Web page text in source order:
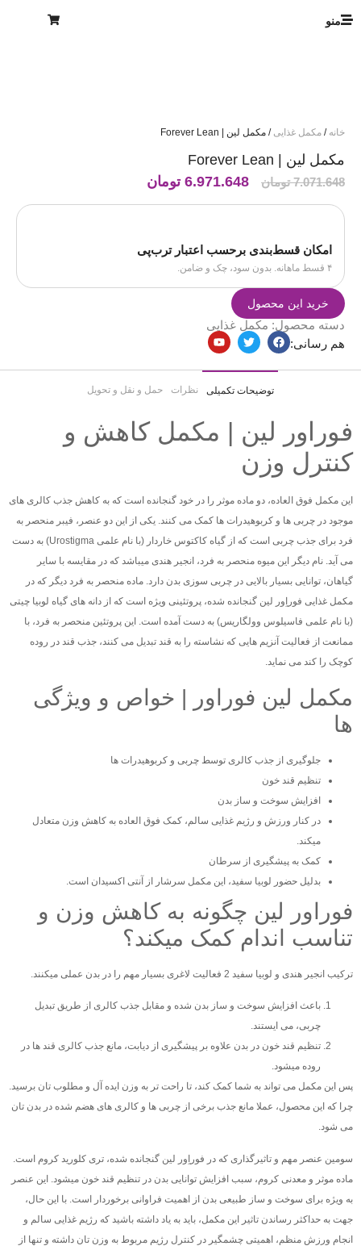
منو
خانه / مکمل غذایی / مکمل لین | Forever Lean
مکمل لین | Forever Lean
7.071.648 تومان 6.971.648 تومان
امکان قسط‌بندی برحسب اعتبار ترب‌پی
۴ قسط ماهانه. بدون سود، چک و ضامن.
خرید این محصول
دسته محصول: مکمل غذایی
هم رسانی:
توضیحات تکمیلی نظرات حمل و نقل و تحویل
فوراور لین | مکمل کاهش و
کنترل وزن
این مکمل فوق العاده، دو ماده موثر را در خود گنجانده است که به کاهش جذب کالری های
موجود در چربی ها و کربوهیدرات ها کمک می کنند. یکی از این دو عنصر، فیبر منحصر به
فرد برای جذب چربی است که از گیاه کاکتوس خاردار (با نام علمی Urostigma) به دست
می آید. نام دیگر این میوه منحصر به فرد، انجیر هندی میباشد که در مقایسه با سایر
گیاهان، توانایی بسیار بالایی در چربی سوزی بدن دارد. ماده منحصر به فرد دیگر که در
مکمل غذایی فوراِور لین گنجانده شده، پروتئینی ویژه است که از دانه های گیاه لوبیا چیتی
(با نام علمی فاسیلوس وولگاریس) به دست آمده است. این پروتئین منحصر به فرد، با
ممانعت از فعالیت آنزیم هایی که نشاسته را به قند تبدیل می کنند، جذب قند در روده
کوچک را کند می نماید.
مکمل لین فوراور | خواص و ویژگی
ها
جلوگیری از جذب کالری توسط چربی و کربوهیدرات ها
تنظیم قند خون
افزایش سوخت و ساز بدن
در کنار ورزش و رژیم غذایی سالم، کمک فوق العاده به کاهش وزن متعادل
میکند.
کمک به پیشگیری از سرطان
بدلیل حضور لوبیا سفید، این مکمل سرشار از آنتی اکسیدان است.
فوراور لین چگونه به کاهش وزن و
تناسب اندام کمک میکند؟
ترکیب انجیر هندی و لوبیا سفید 2 فعالیت لاغری بسیار مهم را در بدن عملی میکنند.
باعث افزایش سوخت و ساز بدن شده و مقابل جذب کالری از طریق تبدیل
چربی، می ایستند.
تنظیم قند خون در بدن علاوه بر پیشگیری از دیابت، مانع جذب کالری قند ها در
روده میشود.
پس این مکمل می تواند به شما کمک کند، تا راحت تر به وزن ایده آل و مطلوب تان برسید.
چرا که این محصول، عملا مانع جذب برخی از چربی ها و کالری های هضم شده در بدن تان
می شود.
سومین عنصر مهم و تاثیرگذاری که در فوراِور لین گنجانده شده، تری کلورید کروم است.
ماده موثر و معدنی کروم، سبب افزایش توانایی بدن در تنظیم قند خون میشود. این عنصر
به ویژه برای سوخت و ساز طبیعی بدن از اهمیت فراوانی برخوردار است. با این حال،
جهت به حداکثر رساندن تاثیر این مکمل، باید به یاد داشته باشید که رژیم غذایی سالم و
انجام ورزش منظم، اهمیتی چشمگیر در کنترل رژیم مربوط به وزن تان داشته و تنها از